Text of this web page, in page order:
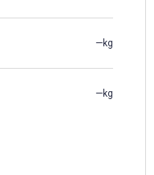
—kg
—kg